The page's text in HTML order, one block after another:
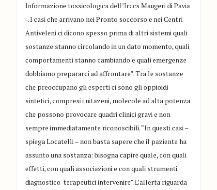
Informazione tossicologica dell’Irccs Maugeri di Pavia
-. I casi che arrivano nei Pronto soccorso e nei Centri
Antiveleni ci dicono spesso prima di altri sistemi quali
sostanze stanno circolando in un dato momento, quali
comportamenti stanno cambiando e quali emergenze
dobbiamo prepararci ad affrontare”. Tra le sostanze
che preoccupano gli esperti ci sono gli oppioidi
sintetici, compresi i nitazeni, molecole ad alta potenza
che possono provocare quadri clinici gravi e non
sempre immediatamente riconoscibili. “In questi casi –
spiega Locatelli – non basta sapere che il paziente ha
assunto una sostanza: bisogna capire quale, con quali
effetti, con quali associazioni e con quali strumenti
diagnostico-terapeutici intervenire”.L’allerta riguarda